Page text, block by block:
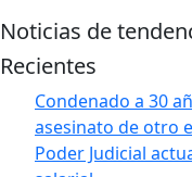
Noticias de
Recientes
Condenado a 30
asesinato de otro
Poder Judicial